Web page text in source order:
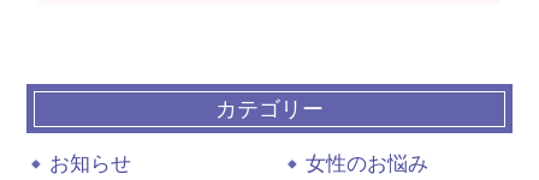
カテゴリー
お知らせ 女性のお悩み